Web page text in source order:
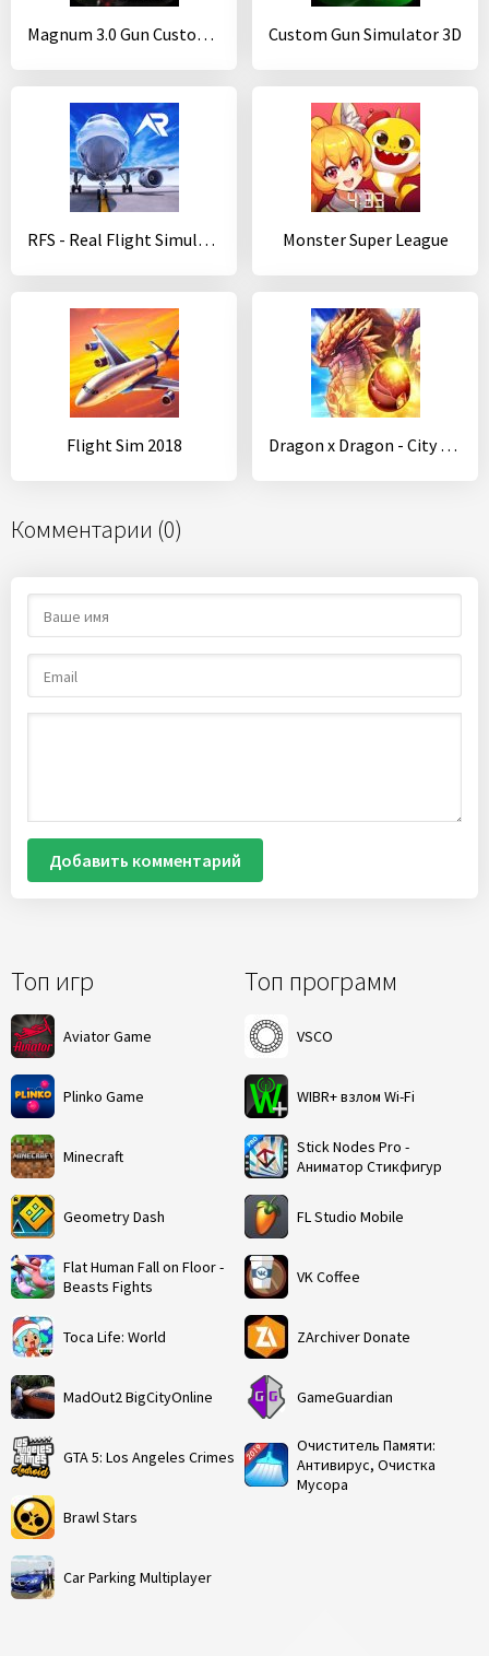
Топ игр
Aviator Game
Plinko Game
Minecraft
Geometry Dash
Flat Human Fall on Floor -
Beasts Fights
Toca Life: World
MadOut2 BigCityOnline
GTA 5: Los Angeles Crimes
Brawl Stars
Car Parking Multiplayer
Топ программ
VSCO
WIBR+ взлом Wi-Fi
Stick Nodes Pro -
Аниматор Стикфигур
FL Studio Mobile
VK Coffee
ZArchiver Donate
GameGuardian
Очиститель Памяти:
Антивирус, Очистка
Мусора
Magnum 3.0 Gun Custom Simulator Custom Gun Simulator 3D
RFS - Real Flight Simulator Monster Super League
Flight Sim 2018 Dragon x Dragon - City Sim Game
Комментарии (0)
Добавить комментарий